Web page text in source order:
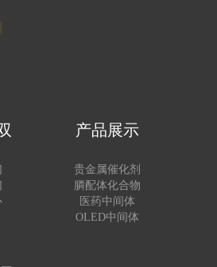
产品展示
贵金属催化剂
膦配体化合物
医药中间体
OLED中间体